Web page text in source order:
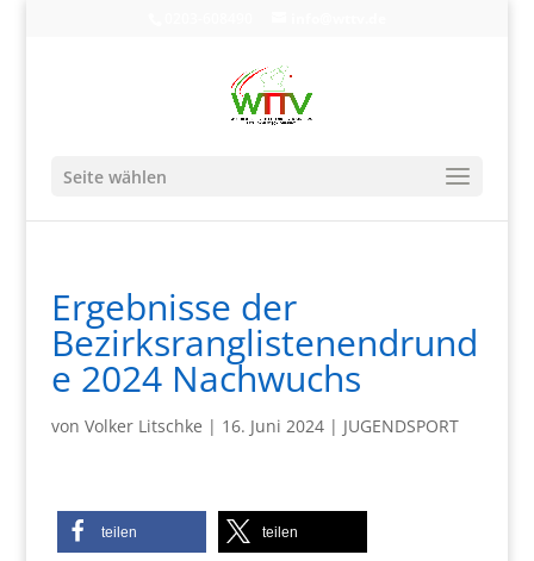
Seite wählen
Ergebnisse der
Bezirksranglistenendrund
e 2024 Nachwuchs
von Volker Litschke | 16. Juni 2024| JUGENDSPORT
teilen teilen